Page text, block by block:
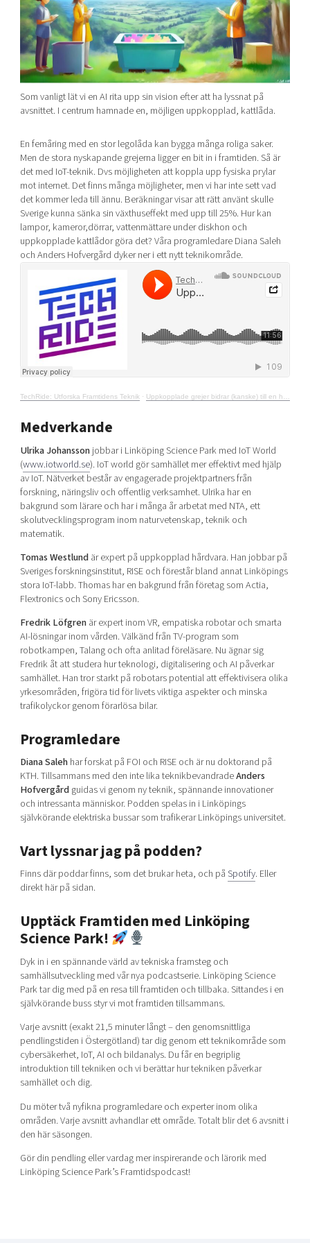
Shaping cities and regions
Bright East
East Sweden Tech Women
Reversed mentorship
Current offers and activities
Upscaling
Talent & skills
Startup & industry collaboration
Offers to boost your business
Funding opportunities
Our community of companies
Projects
Publications
Project toolbox
Reach out to us
Locations
Today's lunch in Mjärdevi
Som vanligt lät vi en AI rita upp sin vision efter att ha lyssnat på
avsnittet. I centrum hamnade en, möjligen uppkopplad, kattlåda.
En femåring med en stor legolåda kan bygga många roliga saker.
Men de stora nyskapande grejerna ligger en bit in i framtiden. Så är
det med IoT-teknik. Dvs möjligheten att koppla upp fysiska prylar
mot internet. Det finns många möjligheter, men vi har inte sett vad
det kommer leda till ännu. Beräkningar visar att rätt använt skulle
Sverige kunna sänka sin växthuseffekt med upp till 25%. Hur kan
lampor, kameror,dörrar, vattenmättare under diskhon och
uppkopplade kattlådor göra det? Våra programledare Diana Saleh
och Anders Hofvergård dyker ner i ett nytt teknikområde.
TechRide: Utforska Framtidens Teknik · Uppkopplade grejer bidrar (kanske) till en hållbar värld
Medverkande
Ulrika Johanssonjobbar i Linköping Science Park med IoT World
(www.iotworld.se). IoT world gör samhället mer effektivt med hjälp
av IoT. Nätverket består av engagerade projektpartners från
forskning, näringsliv och offentlig verksamhet. Ulrika har en
bakgrund som lärare och har i många år arbetat med NTA, ett
skolutvecklingsprogram inom naturvetenskap, teknik och
matematik.
Tomas Westlundär expert på uppkopplad hårdvara. Han jobbar på
Sveriges forskningsinstitut, RISE och förestår bland annat Linköpings
stora IoT-labb. Thomas har en bakgrund från företag som Actia,
Flextronics och Sony Ericsson.
Fredrik Löfgrenär expert inom VR, empatiska robotar och smarta
AI-lösningar inom vården. Välkänd från TV-program som
robotkampen, Talang och ofta anlitad föreläsare. Nu ägnar sig
Fredrik åt att studera hur teknologi, digitalisering och AI påverkar
samhället. Han tror starkt på robotars potential att effektivisera olika
yrkesområden, frigöra tid för livets viktiga aspekter och minska
trafikolyckor genom förarlösa bilar.
Programledare
Diana Salehhar forskat på FOI och RISE och är nu doktorand på
KTH. Tillsammans med den inte lika teknikbevandradeAnders
Hofvergårdguidas vi genom ny teknik, spännande innovationer
och intressanta människor. Podden spelas in i Linköpings
självkörande elektriska bussar som trafikerar Linköpings universitet.
Vart lyssnar jag på podden?
Finns där poddar finns, som det brukar heta, och påSpotify. Eller
direkt här på sidan.
Upptäck Framtiden med Linköping
Science Park!
Dyk in i en spännande värld av tekniska framsteg och
samhällsutveckling med vår nya podcastserie. Linköping Science
Park tar dig med på en resa till framtiden och tillbaka. Sittandes i en
självkörande buss styr vi mot framtiden tillsammans.
Varje avsnitt (exakt 21,5 minuter långt – den genomsnittliga
pendlingstiden i Östergötland) tar dig genom ett teknikområde som
cybersäkerhet, IoT, AI och bildanalys. Du får en begriplig
introduktion till tekniken och vi berättar hur tekniken påverkar
samhället och dig.
Du möter två nyfikna programledare och experter inom olika
områden. Varje avsnitt avhandlar ett område. Totalt blir det 6 avsnitt i
den här säsongen.
Gör din pendling eller vardag mer inspirerande och lärorik med
Linköping Science Park’s Framtidspodcast!